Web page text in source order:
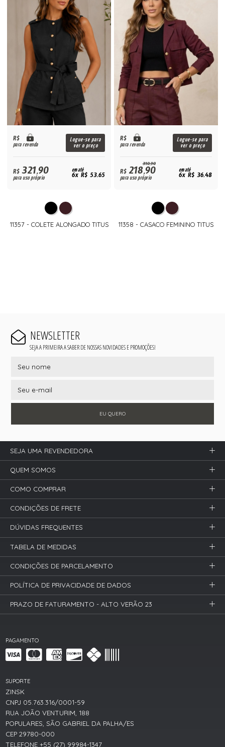
R$
para revenda
Logue-se para
ver o preço
R$321,90
para uso próprio
em até
6x R$ 53,65
11357 - COLETE ALONGADO TITUS
R$
para revenda
Logue-se para
ver o preço
310,90
R$218,90
para uso próprio
em até
6x R$ 36,48
11358 - CASACO FEMININO TITUS
NEWSLETTER
SEJA A PRIMEIRA A SABER DE NOSSAS NOVIDADES E PROMOÇÕES!
EU QUERO
PAGAMENTO
SUPORTE
ZINSK
CNPJ 05.763.316/0001-59
RUA JOÃO VENTURIM, 188
POPULARES, SÃO GABRIEL DA PALHA/ES
CEP 29780-000
TELEFONE +55 (27) 99984-1347
SEJA UMA REVENDEDORA
QUEM SOMOS
COMO COMPRAR
CONDIÇÕES DE FRETE
DÚVIDAS FREQUENTES
TABELA DE MEDIDAS
CONDIÇÕES DE PARCELAMENTO
POLÍTICA DE PRIVACIDADE DE DADOS
PRAZO DE FATURAMENTO - ALTO VERÃO 23